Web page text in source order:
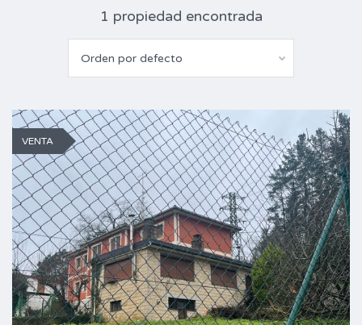
1 propiedad encontrada
Orden por defecto
VENTA